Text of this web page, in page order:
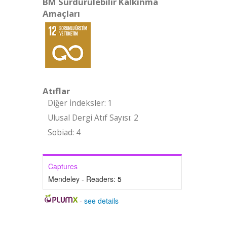
Amaçları
Atıflar
Diğer İndeksler: 1
Ulusal Dergi Atıf Sayısı: 2
Sobiad: 4
Captures
Mendeley - Readers: 5
-see details